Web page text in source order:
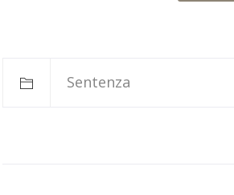
Sentenza